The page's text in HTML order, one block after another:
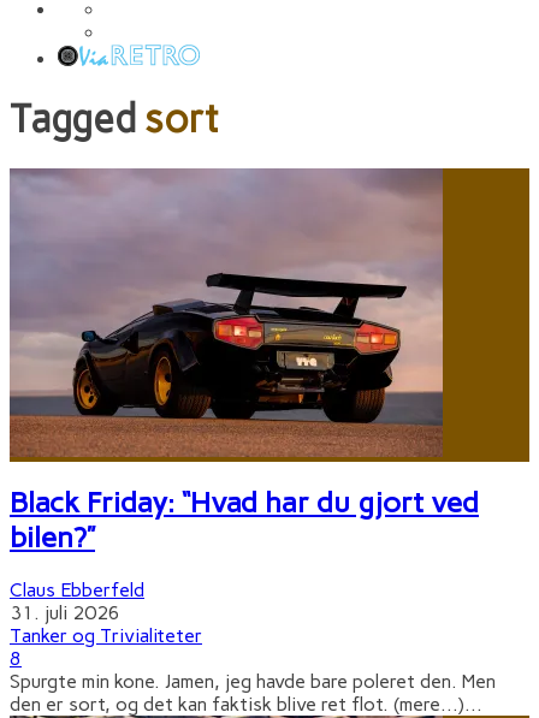
Tagged sort
Black Friday: “Hvad har du gjort ved
bilen?”
Claus Ebberfeld
31. juli 2026
Tanker og Trivialiteter
8
Spurgte min kone. Jamen, jeg havde bare poleret den. Men
den er sort, og det kan faktisk blive ret flot. (mere…)...